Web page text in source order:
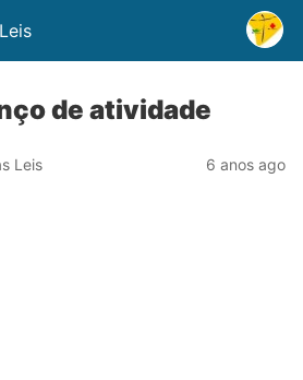
de atividade
Leis 6 anos ago